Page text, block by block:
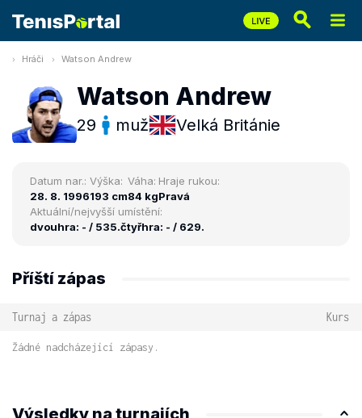
Hráči Watson Andrew
Watson Andrew
29 muž Velká Británie
Datum nar.:
28. 8. 1996
Výška:
193 cm
Váha:
84 kg
Hraje rukou:
Pravá
Aktuální/nejvyšší umístění:
dvouhra: - / 535.čtyřhra: - / 629.
Příští zápas
Turnaj a zápas Kurs
Žádné nadcházející zápasy.
Výsledky na turnajích